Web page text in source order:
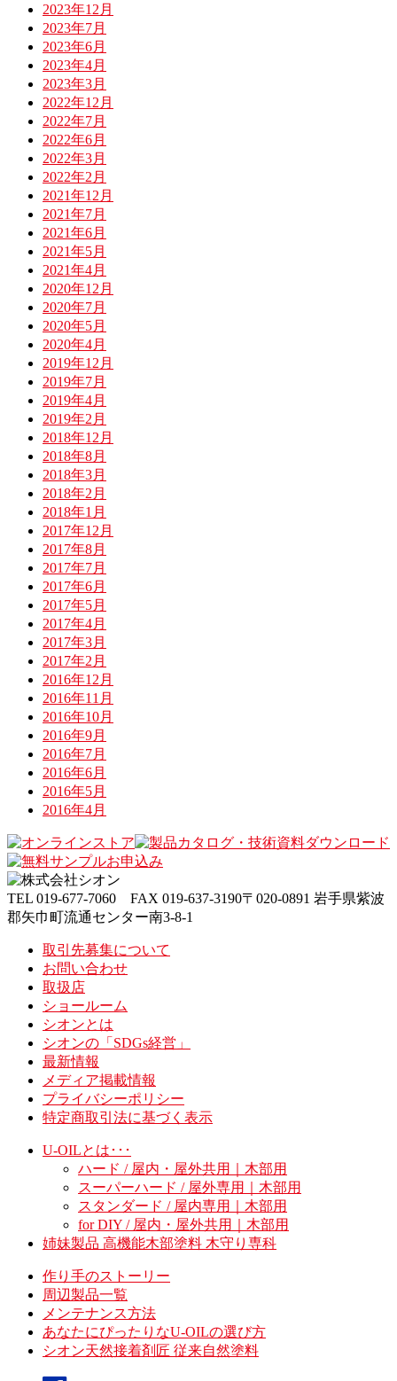
2023年12月
2023年7月
2023年6月
2023年4月
2023年3月
2022年12月
2022年7月
2022年6月
2022年3月
2022年2月
2021年12月
2021年7月
2021年6月
2021年5月
2021年4月
2020年12月
2020年7月
2020年5月
2020年4月
2019年12月
2019年7月
2019年4月
2019年2月
2018年12月
2018年8月
2018年3月
2018年2月
2018年1月
2017年12月
2017年8月
2017年7月
2017年6月
2017年5月
2017年4月
2017年3月
2017年2月
2016年12月
2016年11月
2016年10月
2016年9月
2016年7月
2016年6月
2016年5月
2016年4月
TEL 019-677-7060 FAX 019-637-3190〒020-0891 岩手県紫波
郡矢巾町流通センター南3-8-1
取引先募集について
お問い合わせ
取扱店
ショールーム
シオンとは
シオンの「SDGs経営」
最新情報
メディア掲載情報
プライバシーポリシー
特定商取引法に基づく表示
U-OILとは･･･
ハード / 屋内・屋外共用｜木部用
スーパーハード / 屋外専用｜木部用
スタンダード / 屋内専用｜木部用
for DIY / 屋内・屋外共用｜木部用
姉妹製品 高機能木部塗料 木守り専科
作り手のストーリー
周辺製品一覧
メンテナンス方法
あなたにぴったりなU-OILの選び方
シオン天然接着剤匠 従来自然塗料